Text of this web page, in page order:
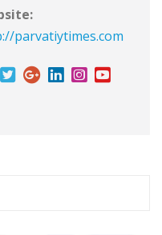
parvatiytimes.com